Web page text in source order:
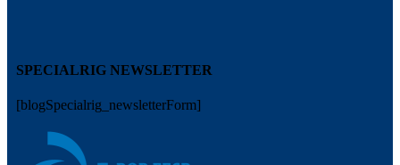
SPECIALRIG NEWSLETTER
[blogSpecialrig_newsletterForm]